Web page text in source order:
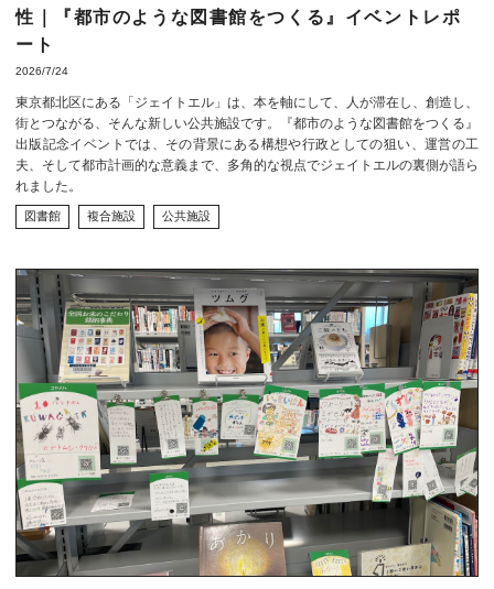
性｜『都市のような図書館をつくる』イベントレポ
ート
2026/7/24
東京都北区にある「ジェイトエル」は、本を軸にして、人が滞在し、創造し、
街とつながる、そんな新しい公共施設です。『都市のような図書館をつくる』
出版記念イベントでは、その背景にある構想や行政としての狙い、運営の工
夫、そして都市計画的な意義まで、多角的な視点でジェイトエルの裏側が語ら
れました。
図書館 複合施設 公共施設